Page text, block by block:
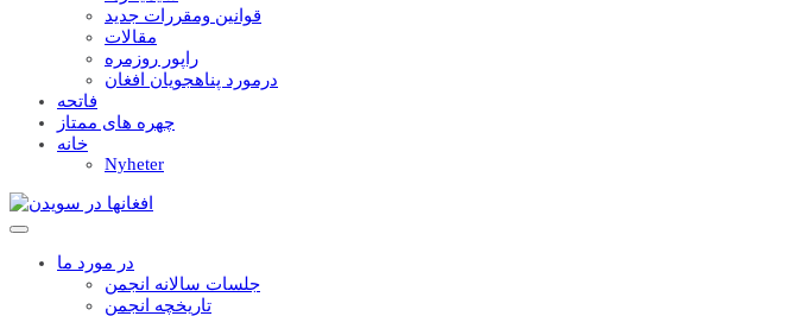
قوانين ومقررات جديد
مقالات
راپور روزمره
درمورد پناهجويان افغان
فاتحه
چهره های ممتاز
خانه
Nyheter
در مورد ما
جلسات سالانه انجمن
تاریخچه انجمن